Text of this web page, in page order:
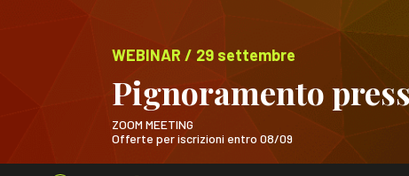
WEBINAR / 29 settembre
Pignoramento
ZOOM MEETING
Offerte per iscrizioni entro 08/09
Cerca nel sito